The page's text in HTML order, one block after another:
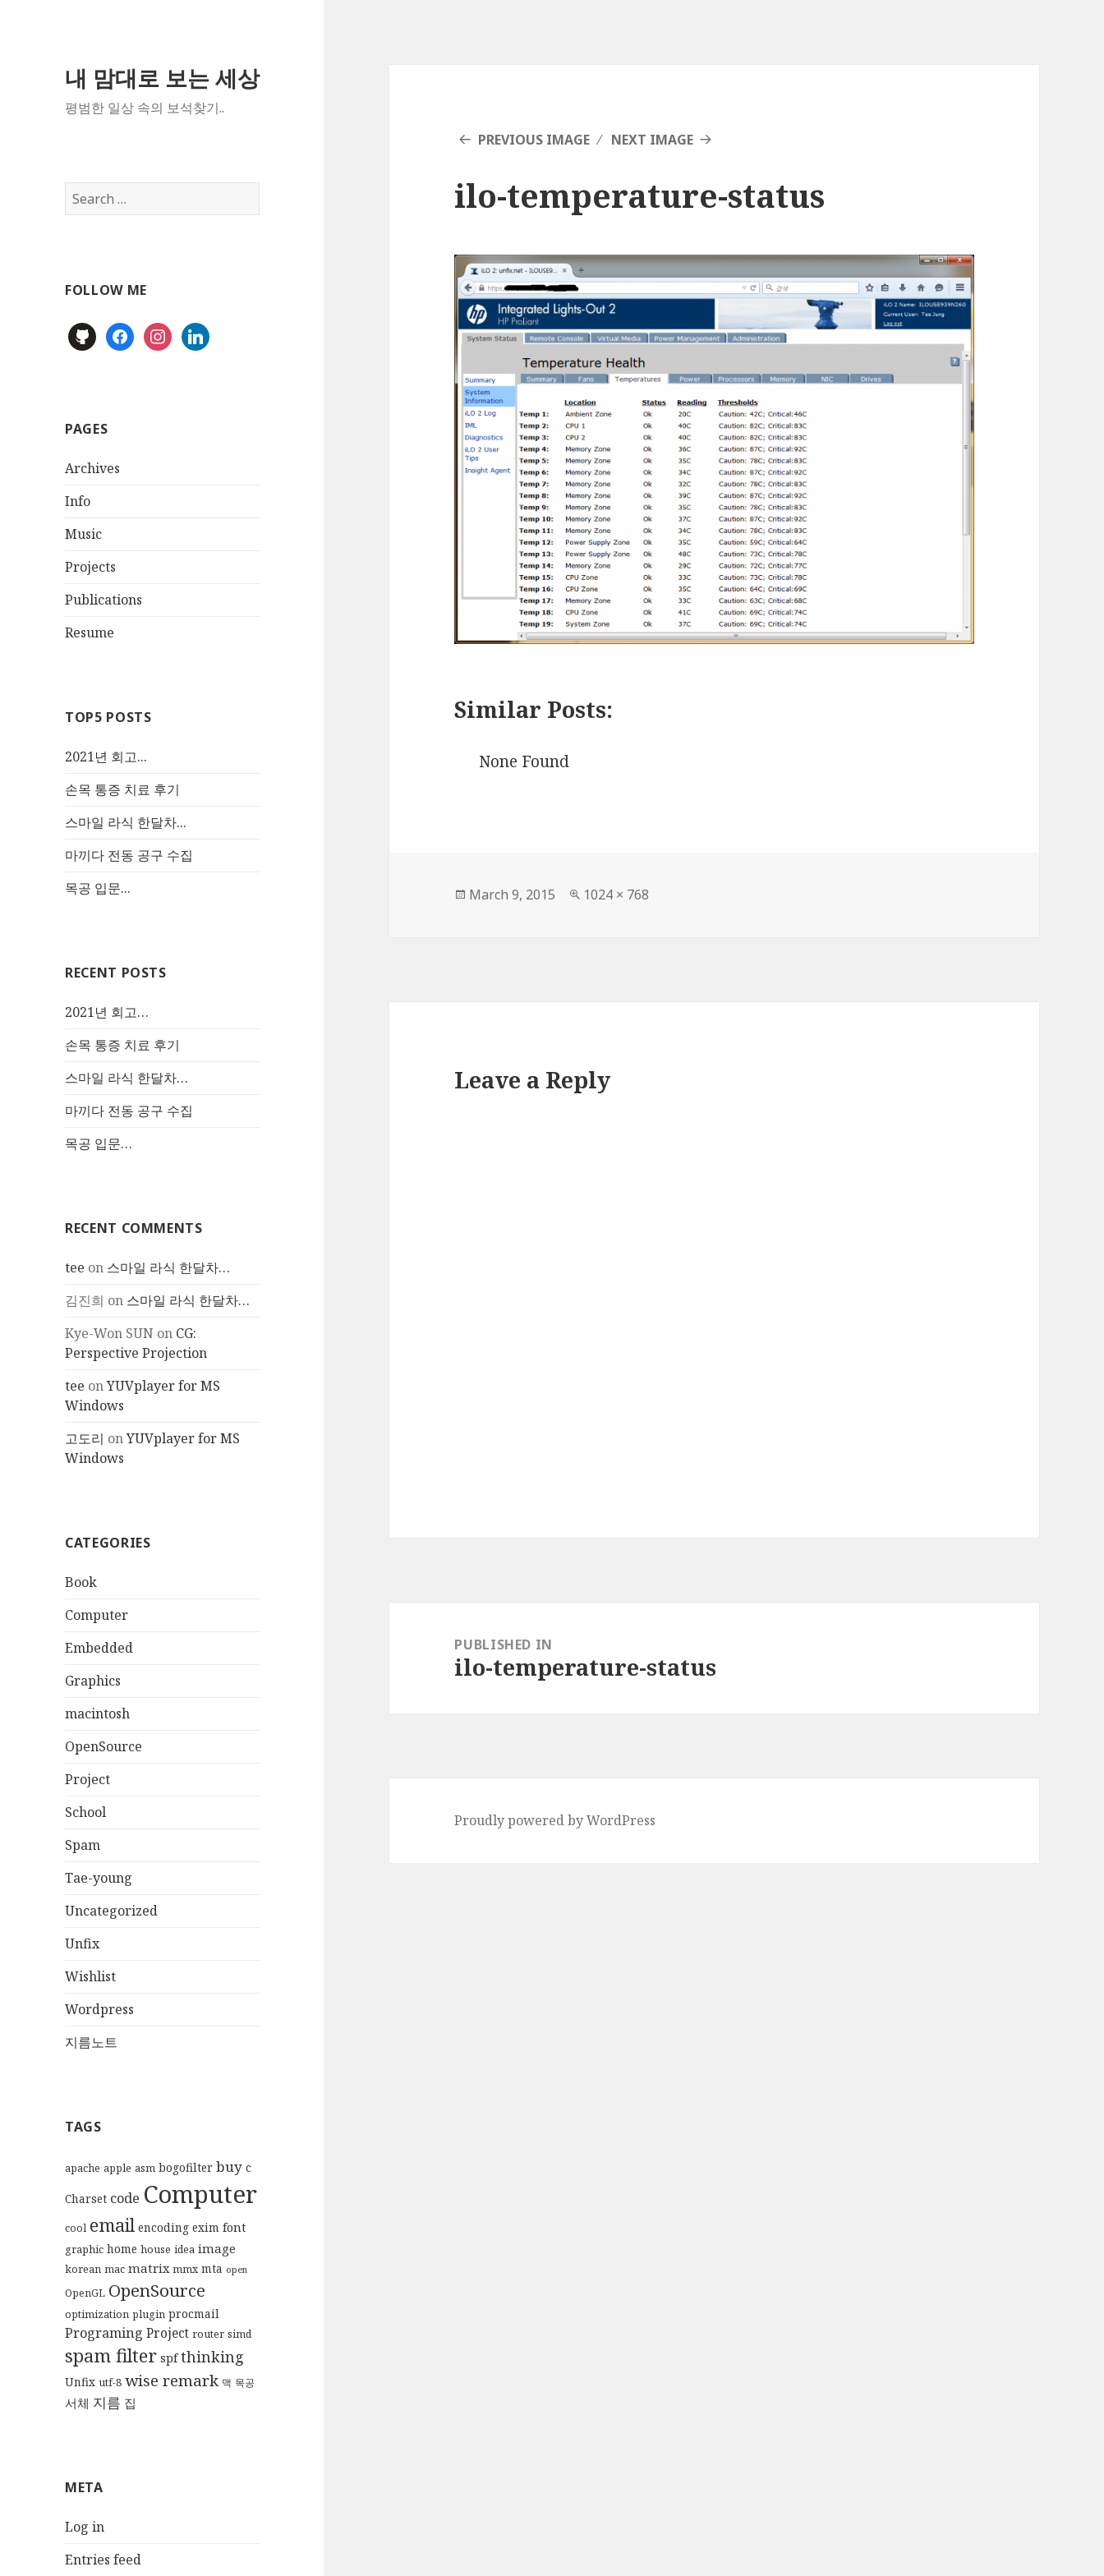
내 맘대로 보는 세상
평범한 일상 속의 보석찾기..
Search
for:
FOLLOW ME
githubfacebookinstagram
linkedin
PAGES
Archives
Info
Music
Projects
Publications
Resume
TOP5 POSTS
2021년 회고...
손목 통증 치료 후기
스마일 라식 한달차...
마끼다 전동 공구 수집
목공 입문...
RECENT POSTS
2021년 회고…
손목 통증 치료 후기
스마일 라식 한달차…
마끼다 전동 공구 수집
목공 입문…
RECENT COMMENTS
tee on 스마일 라식 한달차…
김진희 on 스마일 라식 한달차…
Kye-Won SUN on CG:
Perspective Projection
tee onYUVplayer for MS
Windows
고도리 onYUVplayer for MS
Windows
CATEGORIES
Book
Computer
Embedded
Graphics
macintosh
OpenSource
Project
School
Spam
Tae-young
Uncategorized
Unfix
Wishlist
Wordpress
지름노트
TAGS
apache apple asm bogofilter buy c
Charset code Computer
cool email encoding exim font
graphic home house idea image
korean mac matrix mmx mta open
OpenGL OpenSource
optimization plugin procmail
Programing Project router simd
spam filter spf thinking
Unfix utf-8 wise remark 맥 목공
서체 지름 집
META
Log in
Entries feed
PREVIOUS IMAGE NEXT IMAGE
ilo-temperature-status
Similar Posts:
None Found
Posted
March 9, 2015
Full
1024 × 768
Leave a Reply
navigationPUBLISHED IN
ilo-temperature-status
Proudly powered by WordPress